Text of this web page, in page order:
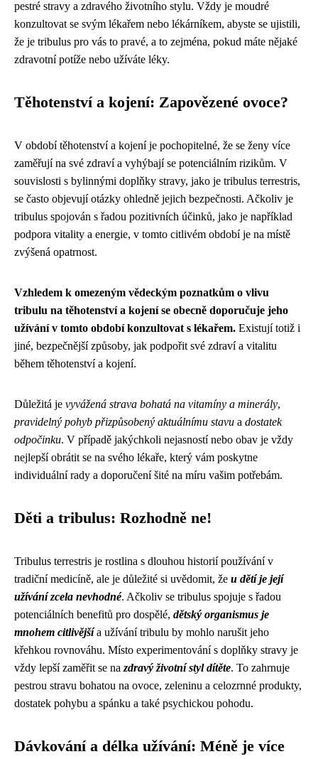
pestré stravy a zdravého životního stylu. Vždy je moudré
konzultovat se svým lékařem nebo lékárníkem, abyste se ujistili,
že je tribulus pro vás to pravé, a to zejména, pokud máte nějaké
zdravotní potíže nebo užíváte léky.
Těhotenství a kojení: Zapovězené ovoce?
V období těhotenství a kojení je pochopitelné, že se ženy více
zaměřují na své zdraví a vyhýbají se potenciálním rizikům. V
souvislosti s bylinnými doplňky stravy, jako je tribulus terrestris,
se často objevují otázky ohledně jejich bezpečnosti. Ačkoliv je
tribulus spojován s řadou pozitivních účinků, jako je například
podpora vitality a energie, v tomto citlivém období je na místě
zvýšená opatrnost.
Vzhledem k omezeným vědeckým poznatkům o vlivu
tribulu na těhotenství a kojení se obecně doporučuje jeho
užívání v tomto období konzultovat s lékařem. Existují totiž i
jiné, bezpečnější způsoby, jak podpořit své zdraví a vitalitu
během těhotenství a kojení.
Důležitá je vyvážená strava bohatá na vitamíny a minerály,
pravidelný pohyb přizpůsobený aktuálnímu stavu a dostatek
odpočinku. V případě jakýchkoli nejasností nebo obav je vždy
nejlepší obrátit se na svého lékaře, který vám poskytne
individuální rady a doporučení šité na míru vašim potřebám.
Děti a tribulus: Rozhodně ne!
Tribulus terrestris je rostlina s dlouhou historií používání v
tradiční medicíně, ale je důležité si uvědomit, že u dětí je její
užívání zcela nevhodné. Ačkoliv se tribulus spojuje s řadou
potenciálních benefitů pro dospělé, dětský organismus je
mnohem citlivějšía užívání tribulu by mohlo narušit jeho
křehkou rovnováhu. Místo experimentování s doplňky stravy je
vždy lepší zaměřit se na zdravý životní styl dítěte. To zahrnuje
pestrou stravu bohatou na ovoce, zeleninu a celozrnné produkty,
dostatek pohybu a spánku a také psychickou pohodu.
Dávkování a délka užívání: Méně je více